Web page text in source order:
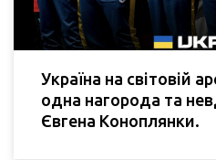
Україна на світовій
одна нагорода та
Євгена Коноплянки.